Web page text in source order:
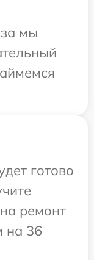
мы
готово
ремонт
на 36